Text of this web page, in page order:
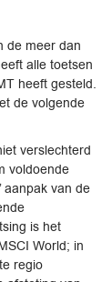
de meer dan
alle toetsen
heeft gesteld.
de volgende
verslechterd
voldoende
aanpak van de
is het
World; in
regio